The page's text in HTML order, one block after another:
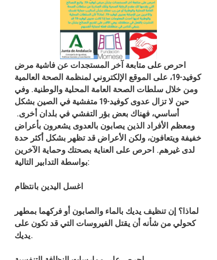
احرص على متابعة آخر المستجدات عن فاشية مرض
كوفيد-19، على الموقع الإلكتروني لمنظمة الصحة العالمية
ومن خلال سلطات الصحة العامة المحلية والوطنية. وفي
حين لا تزال عدوى كوفيد-19 متفشية في الصين بشكل
أساسي، فهناك بعض بؤر التفشي في بلدان أخرى.
ومعظم الأفراد الذين يصابون بالعدوى يشعرون بأعراض
خفيفة ويتعافون، ولكن الأعراض قد تظهر بشكل أكثر حدة
لدى غيرهم. احرص على العناية بصحتك وحماية الآخرين
بواسطة التدابير التالية:
لماذا؟ إن تنظيف يديك بالماء والصابون أو فركهما بمطهر
كحولي من شأنه أن يقتل الفيروسات التي قد تكون على
يديك.